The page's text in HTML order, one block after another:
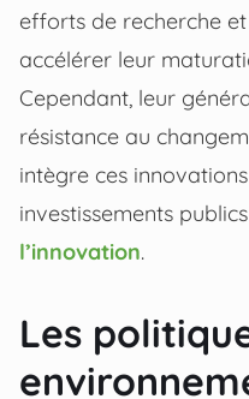
efforts de recherche
accélérer leur
Cependant, leur
résistance au
intègre ces
investissements
l’innovation.
Les